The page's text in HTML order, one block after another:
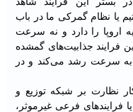
یا نظام گمرکی ما در باب
اروپا را دارد و نه سرعت
فرایند جذابیت‌های گمشده
به سرعت رشد می‌کند و در
نظارت بر شبکه توزیع و
فرعی غیرموثر،